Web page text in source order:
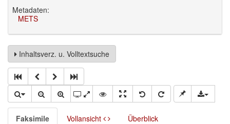
Metadaten:
METS
Inhaltsverz. u. Volltextsuche
Faksimile Vollansicht Überblick